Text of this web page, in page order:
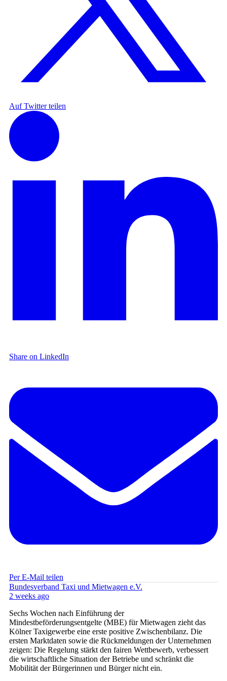
Auf Twitter teilen
Share on LinkedIn
Per E-Mail teilen
Bundesverband Taxi und Mietwagen e.V.
2 weeks ago
Sechs Wochen nach Einführung der
Mindestbeförderungsentgelte (MBE) für Mietwagen zieht das
Kölner Taxigewerbe eine erste positive Zwischenbilanz. Die
ersten Marktdaten sowie die Rückmeldungen der Unternehmen
zeigen: Die Regelung stärkt den fairen Wettbewerb, verbessert
die wirtschaftliche Situation der Betriebe und schränkt die
Mobilität der Bürgerinnen und Bürger nicht ein.